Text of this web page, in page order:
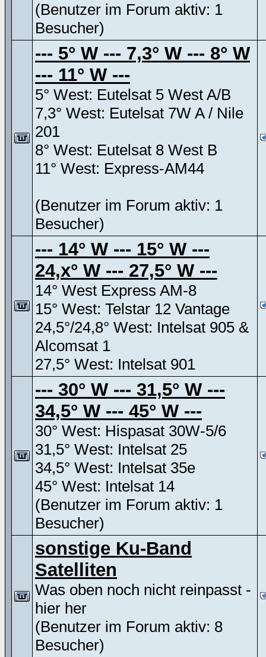
(Benutzer im Forum aktiv: 1
Besucher)
--- 5° W --- 7,3° W --- 8° W
--- 11° W ---
5° West: Eutelsat 5 West A/B
7,3° West: Eutelsat 7W A / Nile
201
8° West: Eutelsat 8 West B
11° West: Express-AM44
(Benutzer im Forum aktiv: 1
Besucher)
--- 14° W --- 15° W ---
24,x° W --- 27,5° W ---
14° West Express AM-8
15° West: Telstar 12 Vantage
24,5°/24,8° West: Intelsat 905 &
Alcomsat 1
27,5° West: Intelsat 901
--- 30° W --- 31,5° W ---
34,5° W --- 45° W ---
30° West: Hispasat 30W-5/6
31,5° West: Intelsat 25
34,5° West: Intelsat 35e
45° West: Intelsat 14
(Benutzer im Forum aktiv: 1
Besucher)
sonstige Ku-Band
Satelliten
Was oben noch nicht reinpasst -
hier her
(Benutzer im Forum aktiv: 8
Besucher)